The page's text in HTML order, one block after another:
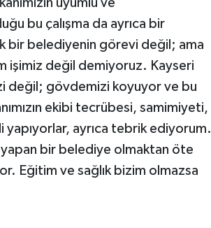
bu çalışma da ayrıca bir
bir belediyenin görevi değil; ama
işimiz değil demiyoruz. Kayseri
değil; gövdemizi koyuyor ve bu
ekibi tecrübesi, samimiyeti,
ayrıca tebrik ediyorum.
yapan bir belediye olmaktan öte
Eğitim ve sağlık bizim olmazsa